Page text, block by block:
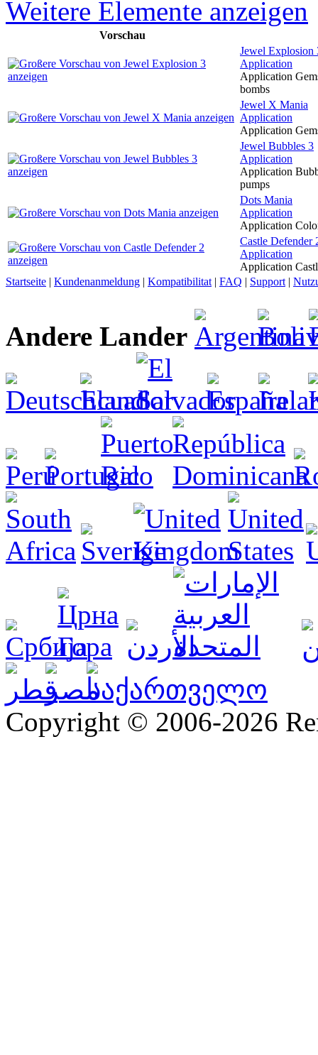
Weitere Elemente anzeigen
Vorschau
Jewel Explosion
Application
Application
bombs
Jewel X Mania
Application
Application
Jewel Bubbles 3
Application
Application
pumps
Dots Mania
Application
Application
Castle Defender
Application
Application
Startseite | Kundenanmeldung | Kompatibilitat | FAQ | Support |
Andere Lander
Copyright © 2006-2026